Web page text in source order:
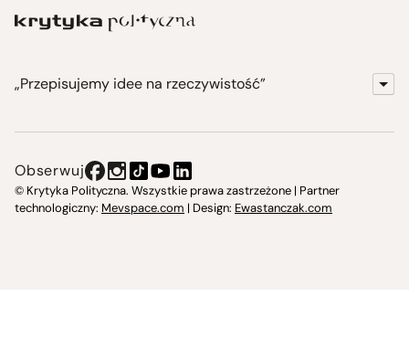
„Przepisujemy idee na rzeczywistość”
Instytut Krytyki Politycznej
Obserwuj
© Krytyka Polityczna. Wszystkie prawa zastrzeżone | Partner
technologiczny: Mevspace.com | Design: Ewastanczak.com